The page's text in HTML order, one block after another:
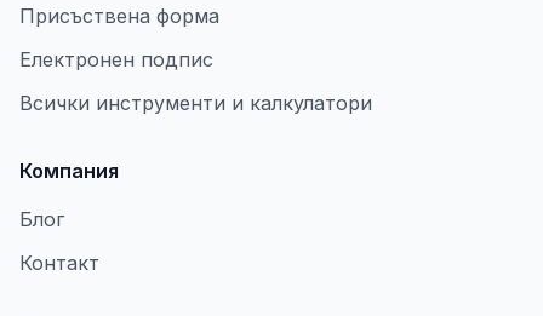
Присъствена форма
Електронен подпис
Всички инструменти и калкулатори
Компания
Блог
Контакт